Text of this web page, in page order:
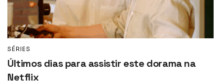
SÉRIES
Últimos dias para assistir este dorama na
Netflix